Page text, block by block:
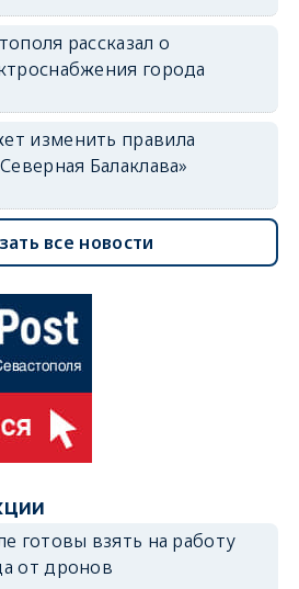
рассказал о
города
изменить правила
Балаклава»
все новости
готовы взять на работу
от дронов